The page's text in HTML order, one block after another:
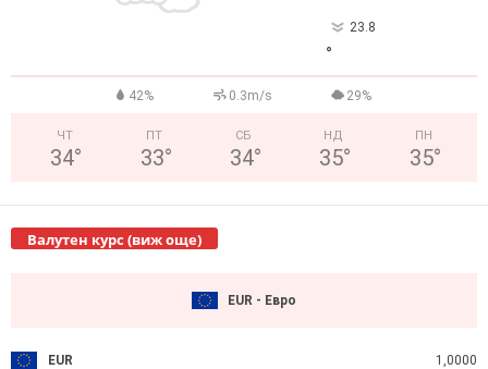
23.8
°
42% 0.3m/s 29%
ЧТ
34°
ПТ
33°
СБ
34°
НД
35°
ПН
35°
Валутен курс (виж още)
EUR - Евро
EUR 1,0000